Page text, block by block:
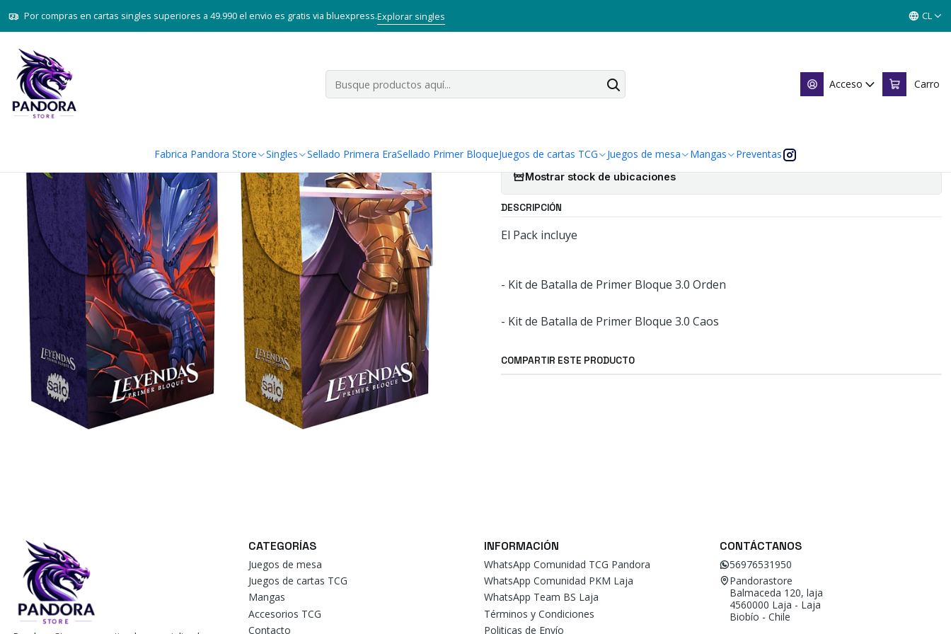
Acceso Carro
Fabrica Pandora Store Singles Sellado Primera EraSellado Primer BloqueJuegos de cartas TCG Juegos de mesa Mangas Preventas
Por compras en cartas singles superiores a 49.990 el envio es gratis via bluexpress.Explorar singles CL
Inicio Juegos de cartas TCG Mitos y Leyendas TCG Sellado Primer Bloque
PACK KIT DE BATALLA PRIMER BLOQUE
3.0 X2
Mostrar stock de ubicaciones
DESCRIPCIÓN
El Pack incluye
- Kit de Batalla de Primer Bloque 3.0 Orden
- Kit de Batalla de Primer Bloque 3.0 Caos
COMPARTIR ESTE PRODUCTO
CATEGORÍAS
Juegos de mesa
Juegos de cartas TCG
Mangas
Accesorios TCG
Contacto
INFORMACIÓN
WhatsApp Comunidad TCG Pandora
WhatsApp Comunidad PKM Laja
WhatsApp Team BS Laja
Términos y Condiciones
Politicas de Envío
CONTÁCTANOS
56976531950
Pandorastore
Balmaceda 120, laja
4560000 Laja - Laja
Biobío - Chile